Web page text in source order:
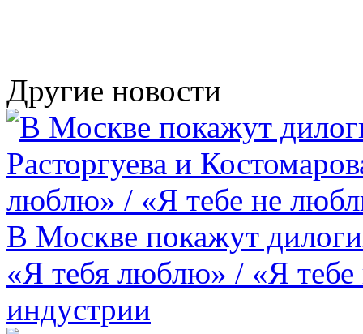
Другие новости
В Москве покажут
«Я тебя люблю» / «Я
индустрии